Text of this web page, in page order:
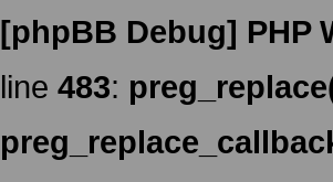
[phpBB Debug] PHP
line 483: